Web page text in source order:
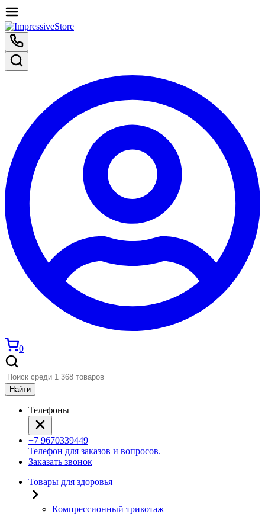
0
Найти
Телефоны
+7 9670339449
Телефон для заказов и вопросов.
Заказать звонок
Товары для здоровья
Компрессионный трикотаж